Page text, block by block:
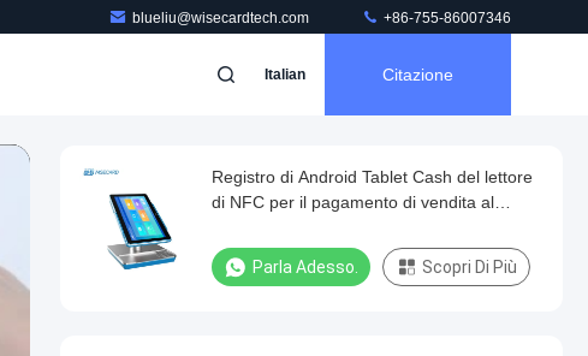
blueliu@wisecardtech.com +86-755-86007346
Italian Citazione
Registro di Android Tablet Cash del lettore
di NFC per il pagamento di vendita al
Parla Adesso. Scopri Di Più